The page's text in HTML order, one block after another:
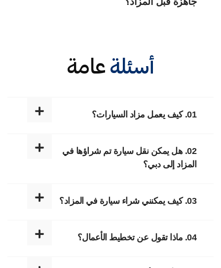
أسئلة عامة
01. كيف يعمل مزاد السيارات؟
02. هل يمكن نقل سيارة تم شراؤها في
المزاد إلى دبي؟
03. كيف يمكنني شراء سيارة في المزاد؟
04. ماذا تقول عن تخطيط الأعمال؟